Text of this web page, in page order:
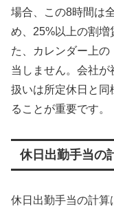
場合、この8時間は
め、25%以上の割増
た、カレンダー上
当しません。会社
扱いは所定休日と同
ることが重要です。
休日出勤手当の
休日出勤手当の計算